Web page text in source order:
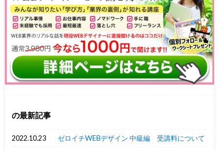
の最新記事
2022.10.23 ゼロイチWEBデザイン 中級編 受講料について